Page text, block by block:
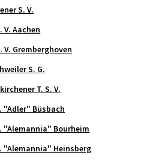
S. V.
V. Aachen
V. Gremberghoven
S. G.
T. S. V.
"Adler" Büsbach
"Alemannia" Bourheim
"Alemannia" Heinsberg